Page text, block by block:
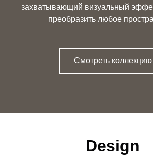
захватывающий визуальный
преобразить любое
Смотреть коллекцию
Design